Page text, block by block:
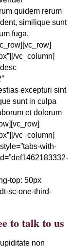
quidem rerum
similique sunt
fuga.
vc_column]
excepturi sint
sunt in culpa
et dolorum
vc_column]
with-
top: 50px
sc-one-third-
to talk to us
non